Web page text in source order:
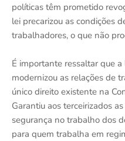
políticas têm prometido
lei precarizou as condições
trabalhadores, o que não
É importante ressaltar que
modernizou as relações de
único direito existente na
Garantiu aos terceirizados
segurança no trabalho dos
para quem trabalha em